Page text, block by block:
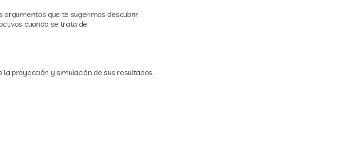
que te sugerimos descubrir.
cuando se trata de:
proyección y simulación de sus resultados.